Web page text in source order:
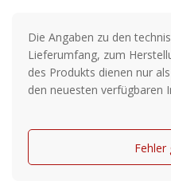
Die Angaben zu den
Lieferumfang, zum
des Produkts dienen nur
den neuesten verfügbaren
Fehler